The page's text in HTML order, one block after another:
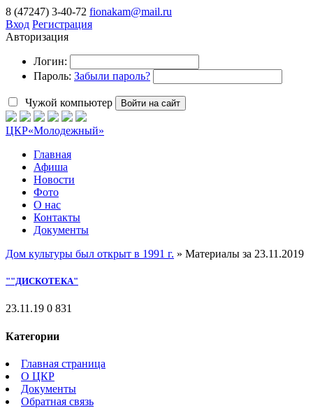
8 (47247) 3-40-72 fionakam@mail.ru
Вход Регистрация
Авторизация
Логин:
Пароль: Забыли пароль?
Чужой компьютер Войти на сайт
ЦКР«Молодежный»
Главная
Афиша
Новости
Фото
О нас
Контакты
Документы
Дом культуры был открыт в 1991 г. » Материалы за 23.11.2019
""ДИСКОТЕКА"
23.11.19 0 831
Категории
Главная страница
О ЦКР
Документы
Обратная связь